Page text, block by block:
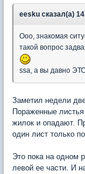
eesku сказал(а)
Ооо, знакомая
такой вопрос
ssa, а вы давно
Заметил недели
Пораженные
жилок и опадают.
один лист только
Это пока на одном
левой ее части. И